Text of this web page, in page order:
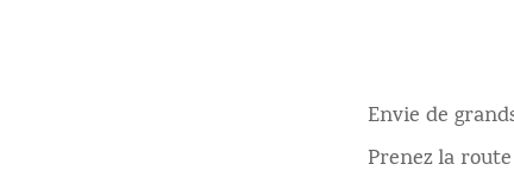
Envie de
Prenez la